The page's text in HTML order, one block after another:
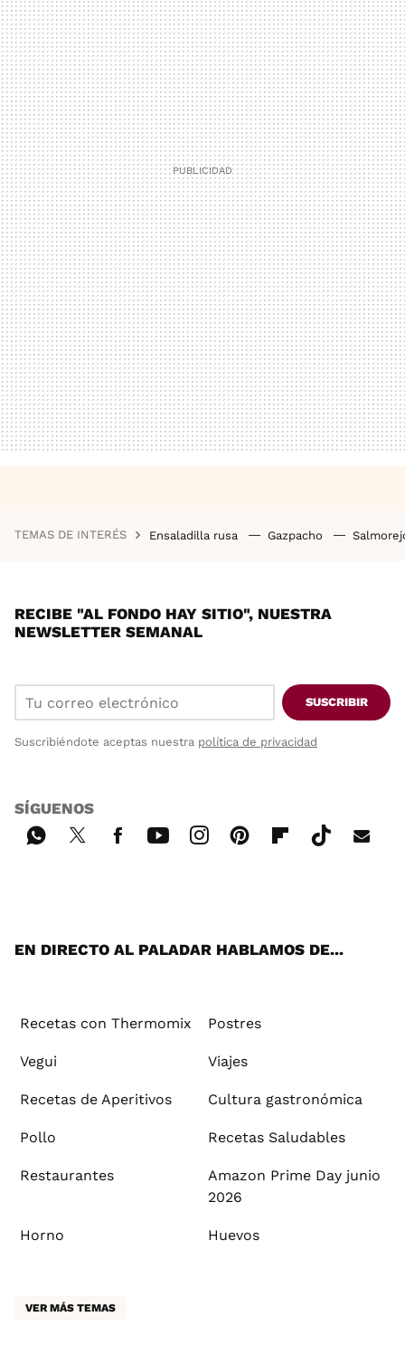
TEMAS DE INTERÉS Ensaladilla rusa Gazpacho
RECIBE "AL FONDO HAY SITIO", NUESTRA
NEWSLETTER SEMANAL
SUSCRIBIR
Suscribiéndote aceptas nuestra política de privacidad
SÍGUENOS
EN DIRECTO AL PALADAR HABLAMOS DE...
Recetas con Thermomix Postres
Vegui Viajes
Recetas de Aperitivos Cultura gastronómica
Pollo Recetas Saludables
Restaurantes
Amazon Prime Day junio
2026
Horno Huevos
VER MÁS TEMAS